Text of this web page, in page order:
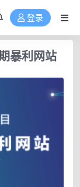
登录
暴利网站